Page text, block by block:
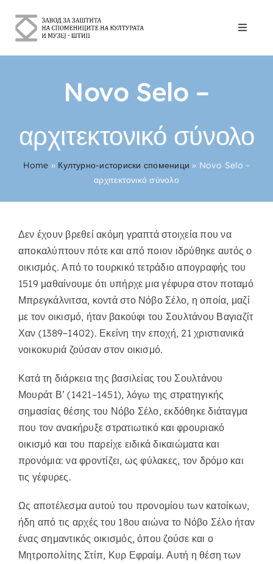
content
Toggle
За Нас
Културно-историски споменици
Контакт
Novo Selo –
αρχιτεκτονικό σύνολο
Home » Културно-историски споменици » Novo Selo –
αρχιτεκτονικό σύνολο
Δεν έχουν βρεθεί ακόμη γραπτά στοιχεία που να
αποκαλύπτουν πότε και από ποιον ιδρύθηκε αυτός ο
οικισμός. Από το τουρκικό τετράδιο απογραφής του
1519 μαθαίνουμε ότι υπήρχε μια γέφυρα στον ποταμό
Μπρεγκάλνιτσα, κοντά στο Νόβο Σέλο, η οποία, μαζί
με τον οικισμό, ήταν βακούφι του Σουλτάνου Βαγιαζίτ
Χαν (1389–1402). Εκείνη την εποχή, 21 χριστιανικά
νοικοκυριά ζούσαν στον οικισμό.
Κατά τη διάρκεια της βασιλείας του Σουλτάνου
Μουράτ Β’ (1421–1451), λόγω της στρατηγικής
σημασίας θέσης του Νόβο Σέλο, εκδόθηκε διάταγμα
που τον ανακήρυξε στρατιωτικό και φρουριακό
οικισμό και του παρείχε ειδικά δικαιώματα και
προνόμια: να φροντίζει, ως φύλακες, τον δρόμο και
τις γέφυρες.
Ως αποτέλεσμα αυτού του προνομίου των κατοίκων,
ήδη από τις αρχές του 18ου αιώνα το Νόβο Σέλο ήταν
ένας σημαντικός οικισμός, όπου ζούσε και ο
Μητροπολίτης Στίπ, Κυρ Εφραίμ. Αυτή η θέση των